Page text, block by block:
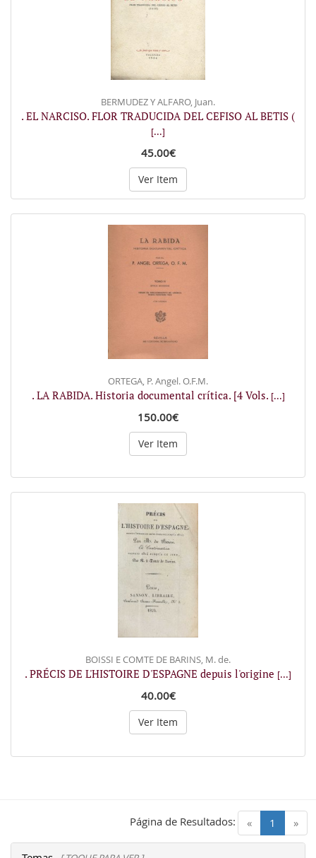
BERMUDEZ Y ALFARO, Juan.
. EL NARCISO. FLOR TRADUCIDA DEL CEFISO AL BETIS (
[...]
45.00€
Ver Item
ORTEGA, P. Angel. O.F.M.
. LA RABIDA. Historia documental crítica. [4 Vols. [...]
150.00€
Ver Item
BOISSI E COMTE DE BARINS, M. de.
. PRÉCIS DE L'HISTOIRE D'ESPAGNE depuis l'origine [...]
40.00€
Ver Item
« 1 (current)
»
Página de Resultados: